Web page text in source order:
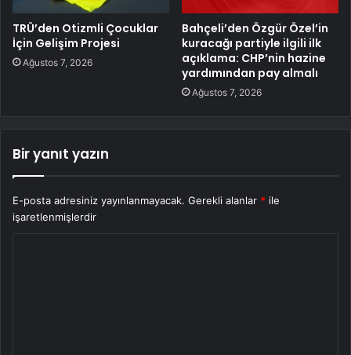
TRÜ’den Otizmli Çocuklar
İçin Gelişim Projesi
Ağustos 7, 2026
Bahçeli’den Özgür Özel’in
kuracağı partiyle ilgili ilk
açıklama: CHP’nin hazine
yardımından pay almalı
Ağustos 7, 2026
Bir yanıt yazın
E-posta adresiniz yayınlanmayacak. Gerekli alanlar * ile
işaretlenmişlerdir